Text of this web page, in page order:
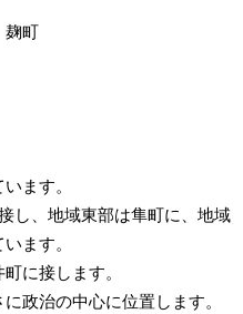
町
ます。
し、地域東部は隼町に、地域
ます。
に接します。
政治の中心に位置します。